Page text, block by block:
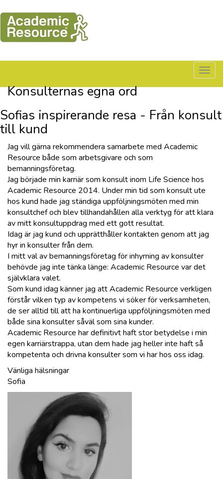
Konsulternas egna ord
Sofias inspirerande resa - Från konsult
till kund
Jag vill gärna rekommendera samarbete med Academic
Resource både som arbetsgivare och som
bemanningsföretag.
Jag började min karriär som konsult inom Life Science hos
Academic Resource 2014. Under min tid som konsult ute
hos kund hade jag ständiga uppföljningsmöten med min
konsultchef och blev tillhandahållen alla verktyg för att klara
av mitt konsultuppdrag med ett gott resultat.
Idag är jag kund och upprätthåller kontakten genom att jag
hyr in konsulter från dem.
I mitt val av bemanningsföretag för inhyrning av konsulter
behövde jag inte tänka länge: Academic Resource var det
självklara valet.
Som kund idag känner jag att Academic Resource verkligen
förstår vilken typ av kompetens vi söker för verksamheten,
de ser alltid till att ha kontinuerliga uppföljningsmöten med
både sina konsulter såväl som sina kunder.
Academic Resource har definitivt haft stor betydelse i min
egen karriärstrappa, utan dem hade jag heller inte haft så
kompetenta och drivna konsulter som vi har hos oss idag.
Vänliga hälsningar
Sofia